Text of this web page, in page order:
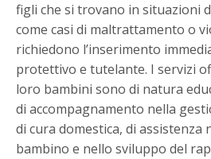
figli che si trovano in situazioni
come casi di maltrattamento o
richiedono l’inserimento
protettivo e tutelante. I servizi
loro bambini sono di natura
di accompagnamento nella
di cura domestica, di assistenza
bambino e nello sviluppo del